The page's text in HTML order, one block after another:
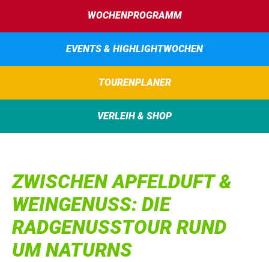
WOCHENPROGRAMM
EVENTS & HIGHLIGHTWOCHEN
TOURENPLANER
VERLEIH & SHOP
ZWISCHEN APFELDUFT &
WEINGENUSS: DIE
RADGENUSSTOUR RUND
UM NATURNS